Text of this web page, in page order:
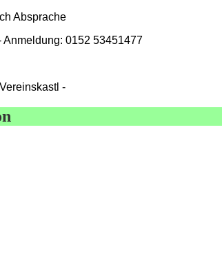
Absprache
0152 53451477
-